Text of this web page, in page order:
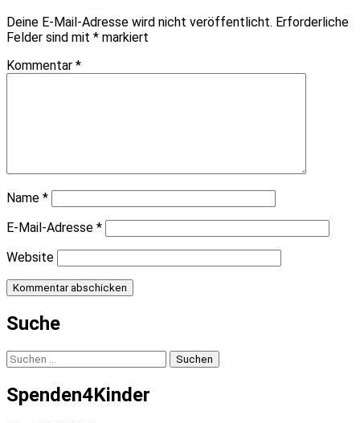
Deine E-Mail-Adresse wird nicht veröffentlicht. Erforderliche
Felder sind mit * markiert
Kommentar *
Name *
E-Mail-Adresse *
Website
Suche
Suchen
nach:
Spenden4Kinder